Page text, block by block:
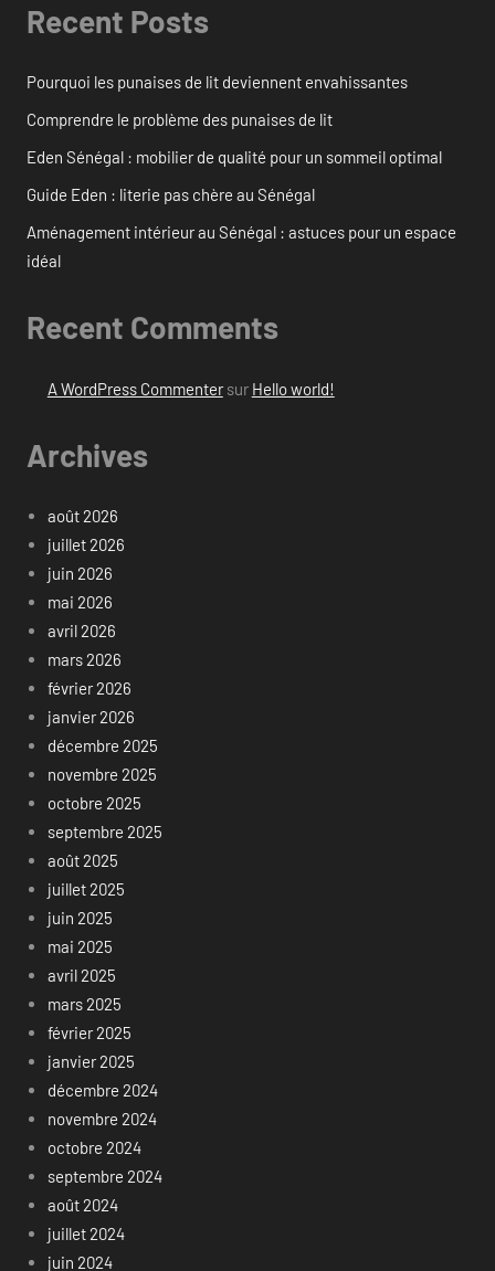
Recent Posts
Pourquoi les punaises de lit deviennent envahissantes
Comprendre le problème des punaises de lit
Eden Sénégal : mobilier de qualité pour un sommeil optimal
Guide Eden : literie pas chère au Sénégal
Aménagement intérieur au Sénégal : astuces pour un espace
idéal
Recent Comments
A WordPress Commentersur Hello world!
Archives
août 2026
juillet 2026
juin 2026
mai 2026
avril 2026
mars 2026
février 2026
janvier 2026
décembre 2025
novembre 2025
octobre 2025
septembre 2025
août 2025
juillet 2025
juin 2025
mai 2025
avril 2025
mars 2025
février 2025
janvier 2025
décembre 2024
novembre 2024
octobre 2024
septembre 2024
août 2024
juillet 2024
juin 2024